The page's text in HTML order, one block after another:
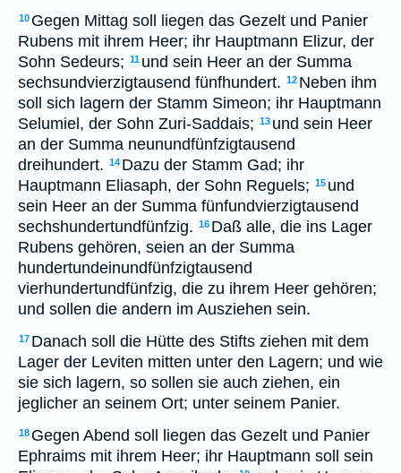
10 Gegen Mittag soll liegen das Gezelt und Panier
Rubens mit ihrem Heer; ihr Hauptmann Elizur, der
Sohn Sedeurs; 11 und sein Heer an der Summa
sechsundvierzigtausend fünfhundert. 12 Neben ihm
soll sich lagern der Stamm Simeon; ihr Hauptmann
Selumiel, der Sohn Zuri-Saddais; 13 und sein Heer
an der Summa neunundfünfzigtausend
dreihundert. 14 Dazu der Stamm Gad; ihr
Hauptmann Eliasaph, der Sohn Reguels; 15 und
sein Heer an der Summa fünfundvierzigtausend
sechshundertundfünfzig. 16 Daß alle, die ins Lager
Rubens gehören, seien an der Summa
hundertundeinundfünfzigtausend
vierhundertundfünfzig, die zu ihrem Heer gehören;
und sollen die andern im Ausziehen sein.
17 Danach soll die Hütte des Stifts ziehen mit dem
Lager der Leviten mitten unter den Lagern; und wie
sie sich lagern, so sollen sie auch ziehen, ein
jeglicher an seinem Ort; unter seinem Panier.
18 Gegen Abend soll liegen das Gezelt und Panier
Ephraims mit ihrem Heer; ihr Hauptmann soll sein